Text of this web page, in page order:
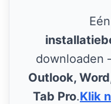
downloaden
Outlook,
Tab Pro.Klik